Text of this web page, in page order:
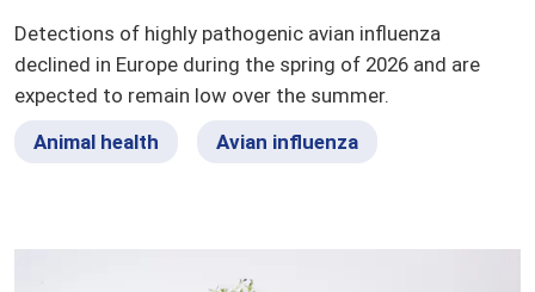
Detections of highly pathogenic avian influenza
declined in Europe during the spring of 2026 and are
expected to remain low over the summer.
Animal health
Avian influenza